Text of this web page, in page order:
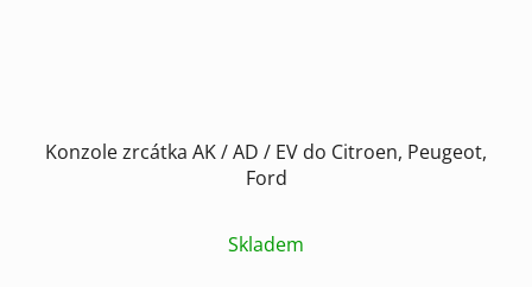
Konzole zrcátka AK / AD / EV do Citroen, Peugeot,
Ford
Skladem